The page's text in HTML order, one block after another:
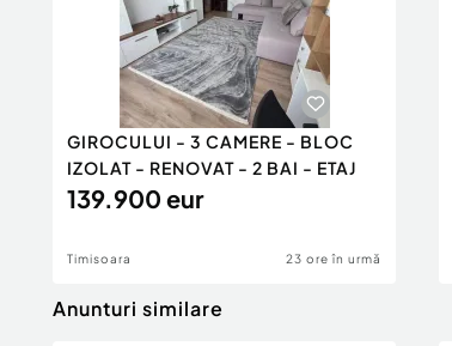
GIROCULUI - 3 CAMERE - BLOC
IZOLAT - RENOVAT - 2 BAI - ETAJ
139.900 eur
Timisoara 23 ore în urmă
Anunturi similare